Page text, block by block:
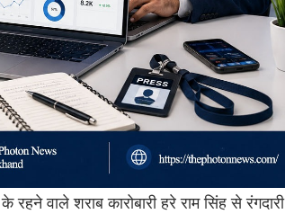
रहने वाले शराब कारोबारी हरे राम सिंह से रंगदारी